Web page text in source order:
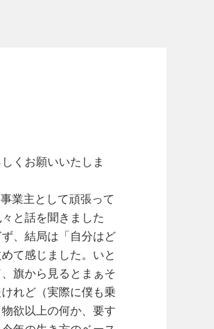
くお願いいたしま
業主として頑張って
と話を聞きました
、結局は「自分はど
て感じました。いと
旗から見るとまぁそ
れど（実際に僕も乗
欲以上の何か、要す